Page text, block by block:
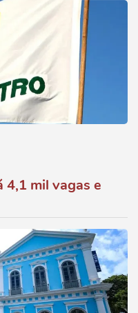
mil vagas e